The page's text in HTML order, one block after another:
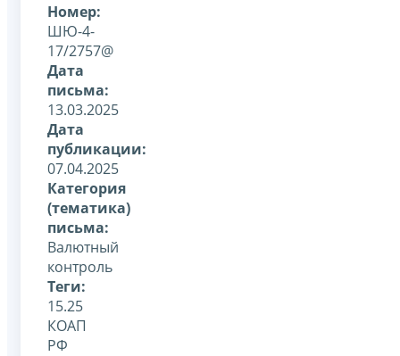
Номер:
ШЮ-4-
17/2757@
Дата
письма:
13.03.2025
Дата
публикации:
07.04.2025
Категория
(тематика)
письма:
Валютный
контроль
Теги:
15.25
КОАП
РФ